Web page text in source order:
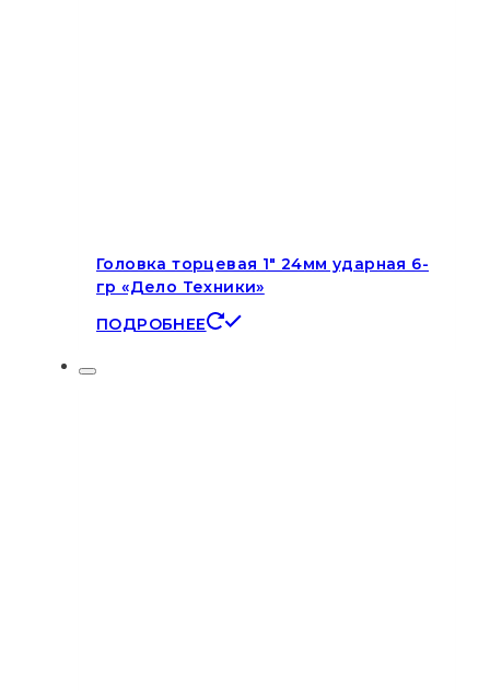
Головка торцевая 1″ 24мм ударная 6-
гр «Дело Техники»
ПОДРОБНЕЕ